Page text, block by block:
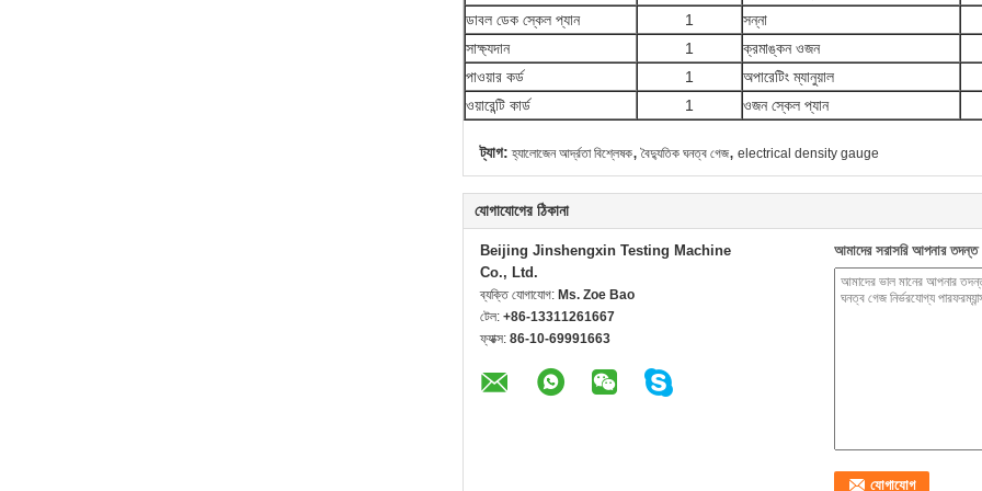
ডাবল ডেক স্কেল প্যান
1
সন্না
সাক্ষ্যদান
1
ক্রমাঙ্কন ওজন
পাওয়ার কর্ড
1
অপারেটিং ম্যানুয়াল
ওয়ারেন্টি কার্ড
1 ওজন স্কেল প্যান
ট্যাগ: হ্যালোজেন আর্দ্রতা বিশ্লেষক, বৈদ্যুতিক ঘনত্ব গেজ, electrical density gauge
যোগাযোগের ঠিকানা
Beijing Jinshengxin Testing Machine
Co., Ltd.
ব্যক্তি যোগাযোগ: Ms. Zoe Bao
টেল: +86-13311261667
ফ্যাক্স: 86-10-69991663
আমাদের সরাসরি আপনার তদন্ত